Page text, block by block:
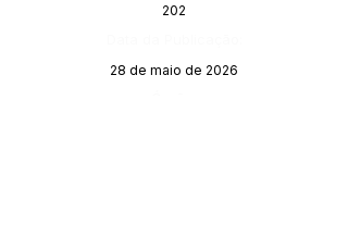
202
28 de maio de 2026